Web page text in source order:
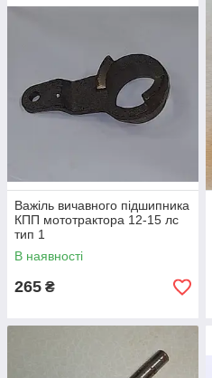
Важіль вичавного підшипника
КПП мототрактора 12-15 лс
тип 1
В наявності
265 ₴